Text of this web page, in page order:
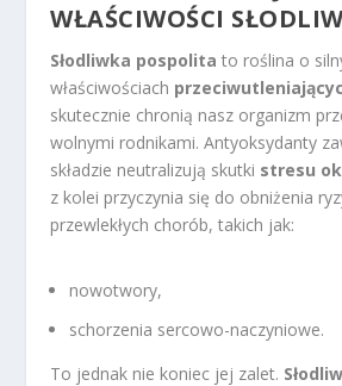
WŁAŚCIWOŚCI
Słodliwka pospolita to roślina o
właściwościach
skutecznie chronią nasz organizm
wolnymi rodnikami. Antyoksydanty
składzie neutralizują skutki stresu
z kolei przyczynia się do obniżenia
przewlekłych chorób, takich jak:
nowotwory,
schorzenia sercowo-naczyniowe.
To jednak nie koniec jej zalet.